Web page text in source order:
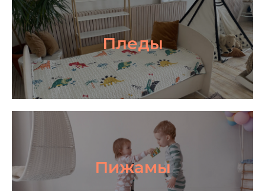
Пледы
Пижамы